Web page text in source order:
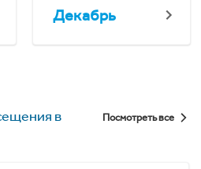
Декабрь
в
Посмотреть все